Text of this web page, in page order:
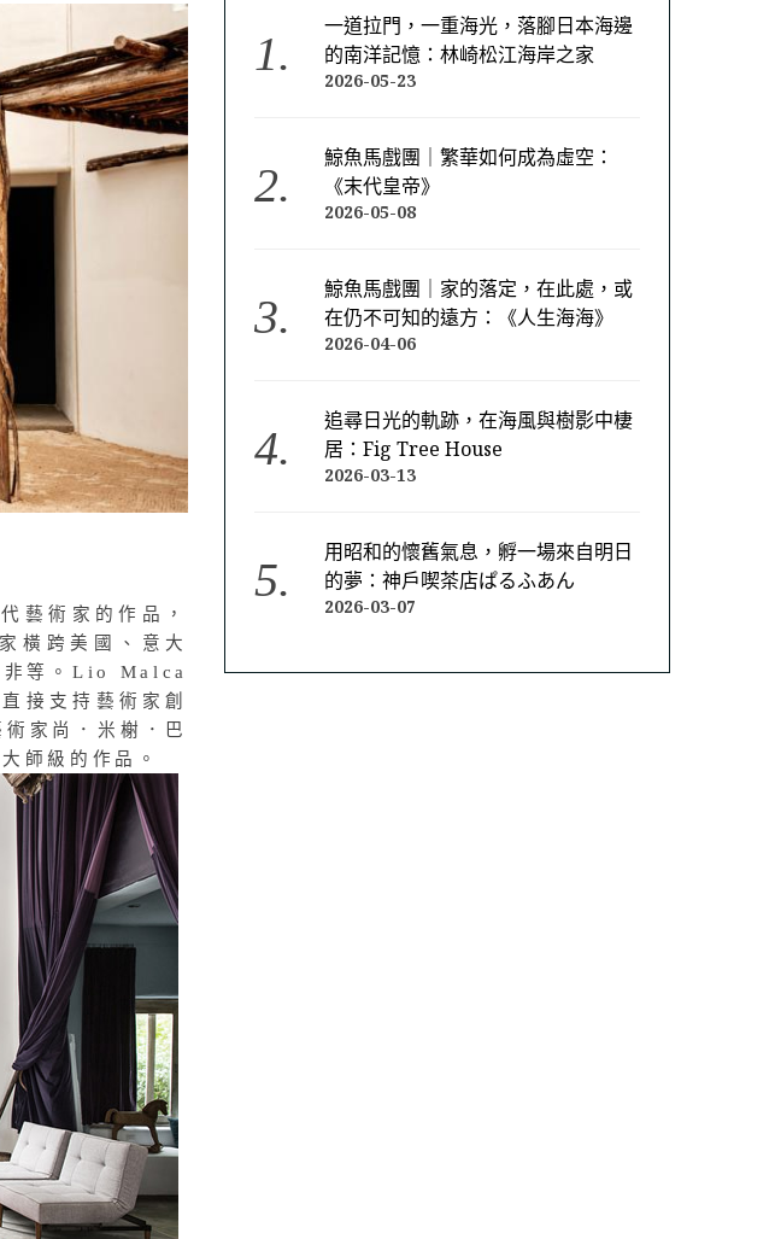
藝術家的作品，
橫跨美國、意大
非等。Lio Malca
接支持藝術家創
家尚．米榭．巴
師級的作品。
一道拉門，一重海光，落腳日本海邊
的南洋記憶：林崎松江海岸之家
2026-05-23
鯨魚馬戲團｜繁華如何成為虛空：
《末代皇帝》
2026-05-08
鯨魚馬戲團｜家的落定，在此處，或
在仍不可知的遠方：《人生海海》
2026-04-06
追尋日光的軌跡，在海風與樹影中棲
居：Fig Tree House
2026-03-13
用昭和的懷舊氣息，孵一場來自明日
的夢：神戶喫茶店ぱるふあん
2026-03-07